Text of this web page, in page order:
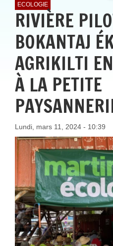
ECOLOGIE
RIVIÈRE
BOKANTAJ
AGRIKILTI
À LA PETITE
Lundi, mars 11, 2024 - 10:39